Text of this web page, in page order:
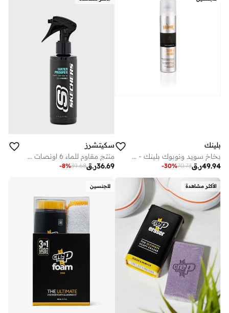
بلينك
بخاخ سويد ونوبوك بلينك - بني غامق
ر.ق49.94
70.73
-30%
سكيتشرز
منتج مقاوم للماء 6 اونصات سائلة
ر.ق36.69
39.68
-8%
الأكثر مشاهدة للجنسين